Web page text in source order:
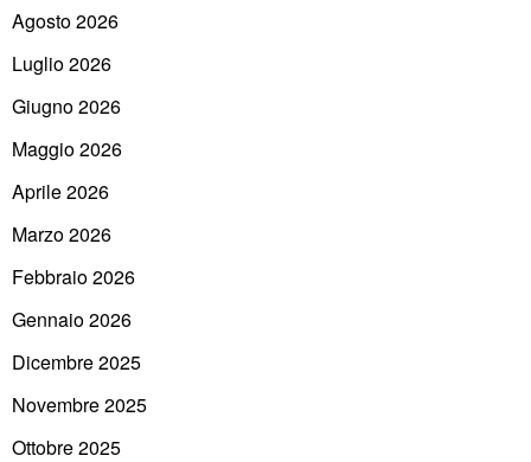
Agosto 2026
Luglio 2026
Giugno 2026
Maggio 2026
Aprile 2026
Marzo 2026
Febbraio 2026
Gennaio 2026
Dicembre 2025
Novembre 2025
Ottobre 2025